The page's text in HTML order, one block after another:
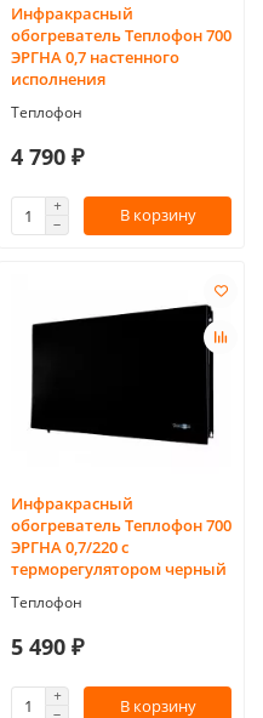
Инфракрасный
обогреватель Теплофон 700
ЭРГНА 0,7 настенного
исполнения
Теплофон
4 790 ₽
В корзину
Инфракрасный
обогреватель Теплофон 700
ЭРГНА 0,7/220 с
терморегулятором черный
Теплофон
5 490 ₽
В корзину